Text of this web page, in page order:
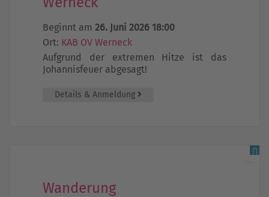
Beginnt am 26. Juni 2026 18:00
Ort: KAB OV Werneck
Aufgrund der extremen Hitze ist das
Johannisfeuer abgesagt!
Details & Anmeldung
Wanderung